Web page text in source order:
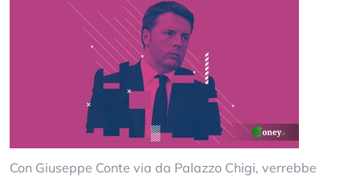
Con Giuseppe Conte via da Palazzo Chigi, verrebbe